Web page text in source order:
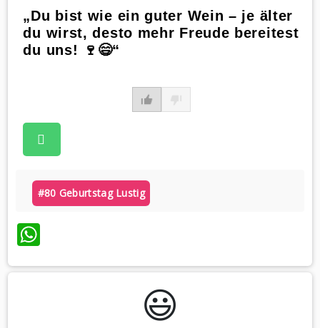
„Du bist wie ein guter Wein – je älter
du wirst, desto mehr Freude bereitest
du uns! 🍷😄“
#80 Geburtstag Lustig
WhatsApp
😃️